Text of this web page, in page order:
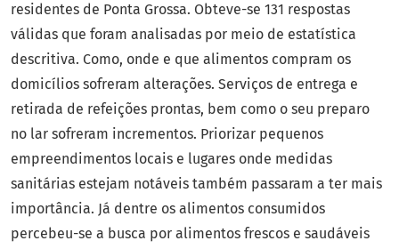
residentes de Ponta Grossa. Obteve-se 131 respostas
válidas que foram analisadas por meio de estatística
descritiva. Como, onde e que alimentos compram os
domicílios sofreram alterações. Serviços de entrega e
retirada de refeições prontas, bem como o seu preparo
no lar sofreram incrementos. Priorizar pequenos
empreendimentos locais e lugares onde medidas
sanitárias estejam notáveis também passaram a ter mais
importância. Já dentre os alimentos consumidos
percebeu-se a busca por alimentos frescos e saudáveis